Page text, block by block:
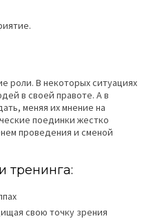
роли. В некоторых ситуациях
в своей правоте. А в
меняя их мнение на
поединки жестко
проведения и сменой
тренинга:
свою точку зрения